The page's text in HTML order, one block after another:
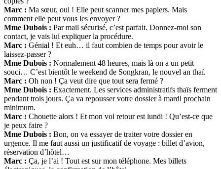
Marc : Ma sœur, oui ! Elle peut scanner mes papiers. Mais
comment elle peut vous les envoyer ?
Mme Dubois : Par mail sécurisé, c’est parfait. Donnez-moi son
contact, je vais lui expliquer la procédure.
Marc : Génial ! Et euh… il faut combien de temps pour avoir le
laissez-passer ?
Mme Dubois : Normalement 48 heures, mais là on a un petit
souci… C’est bientôt le weekend de Songkran, le nouvel an thaï.
Marc : Oh non ! Ça veut dire que tout sera fermé ?
Mme Dubois : Exactement. Les services administratifs thaïs ferment
pendant trois jours. Ça va repousser votre dossier à mardi prochain
minimum.
Marc : Chouette alors ! Et mon vol retour est lundi ! Qu’est-ce que
je peux faire ?
Mme Dubois : Bon, on va essayer de traiter votre dossier en
urgence. Il me faut aussi un justificatif de voyage : billet d’avion,
réservation d’hôtel…
Marc : Ça, je l’ai ! Tout est sur mon téléphone. Mes billets